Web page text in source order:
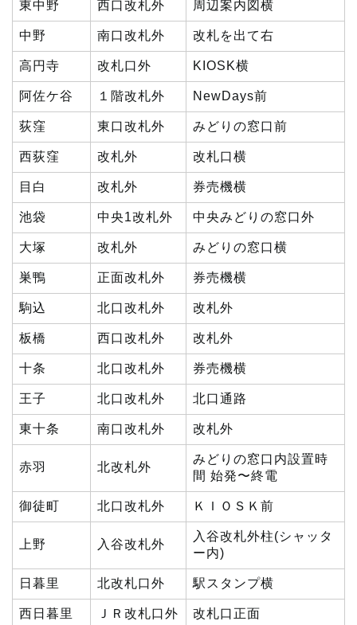
東中野 西口改札外 周辺案内図横
中野 南口改札外 改札を出て右
高円寺 改札口外 KIOSK横
阿佐ケ谷 １階改札外 NewDays前
荻窪 東口改札外 みどりの窓口前
西荻窪 改札外 改札口横
目白 改札外 券売機横
池袋 中央1改札外 中央みどりの窓口外
大塚 改札外 みどりの窓口横
巣鴨 正面改札外 券売機横
駒込 北口改札外 改札外
板橋 西口改札外 改札外
十条 北口改札外 券売機横
王子 北口改札外 北口通路
東十条 南口改札外 改札外
赤羽 北改札外
みどりの窓口内設置時
間 始発〜終電
御徒町 北口改札外 ＫＩＯＳＫ前
上野 入谷改札外
入谷改札外柱(シャッタ
ー内)
日暮里 北改札口外 駅スタンプ横
西日暮里 ＪＲ改札口外 改札口正面